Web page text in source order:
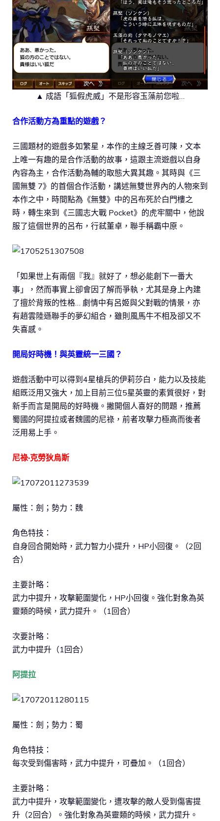
▲ 成語「狐假虎威」不是形容玉藻前您啦…
合作活動方為重點的遊戲？
三國題材的遊戲多如繁星，本作的主線乏善可陳，文本
上唯一有趣的是合作活動的故事，這跟主流遊戲以自身
內容為主，合作活動為輔的取態大異其趣。其時與《三
國無雙 7》的首個合作活動，講述無雙世界內的人物來到
本作之中，時間點為《無雙》中的呂布死於白門樓之
時，轉生來到《三國志大戰 Pocket》的虎牢關中，他說
服了這個世界的呂布，行弒董卓，聯手稱霸中原。
「如果世上有兩個『我』就好了，想必能創下一番大
事」，然而事實上卻會因了解而爭執，尤其是身上內建
了擅於背叛的性格… 劇情中有呂姬與父對戰的情景，亦
有趙雲陸遜聯手的夢幻組合，雖則風馬牛不相及卻又不
失喜感。
開局好時機！與英靈統一三國？
遊戲活動中可以得到4星槍兵的伊莉莎白，能力以及技能
組既泛用又強大，加上目前三位5星英靈的素質很好，對
新手而言是開局的好時機。撇開個人喜好的問題，推薦
蜀國的阿提拉或者魏國的尼祿，前者攻擊力極高而後者
泛用易上手。
尼祿·克勞狄烏斯
屬性：劍；勢力：魏
角色特技：
自身回合開始時，武力智力小提升，HP小回復。（2回
合）
主要計略：
武力中提升，攻擊範圍變化，HP小回復。強化對象為英
靈類的時候，武力提升。（1回合）
次要計略：
武力中提升（1回合）
阿提拉
屬性：劍；勢力：蜀
角色特技：
每次受到傷害時，武力中提升，可疊加。（1回合）
主要計略：
武力中提升，攻擊範圍變化，遭攻擊的敵人受到傷害提
升（2回合）。強化對象為英靈類的時候，武力提升。